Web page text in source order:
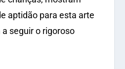
aptidão para esta arte
seguir o rigoroso